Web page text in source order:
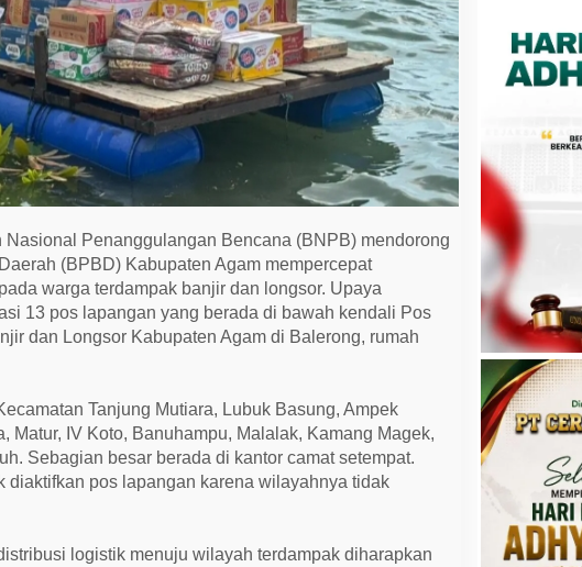
Nasional Penanggulangan Bencana (BNPB) mendorong
(BPBD) Kabupaten Agam mempercepat
warga terdampak banjir dan longsor. Upaya
13 pos lapangan yang berada di bawah kendali Pos
dan Longsor Kabupaten Agam di Balerong, rumah
Tanjung Mutiara, Lubuk Basung, Ampek
Matur, IV Koto, Banuhampu, Malalak, Kamang Magek,
Sebagian besar berada di kantor camat setempat.
diaktifkan pos lapangan karena wilayahnya tidak
logistik menuju wilayah terdampak diharapkan